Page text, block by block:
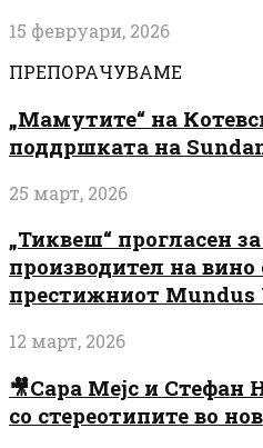
15 февруари, 2026
ПРЕПОРАЧУВАМЕ
„Мамутите“ на
поддршката на
25 март, 2026
„Тиквеш“ прогласен
производител на
престижниот
12 март, 2026
🎥Сара Мејс и Стефан
со стереотипите во